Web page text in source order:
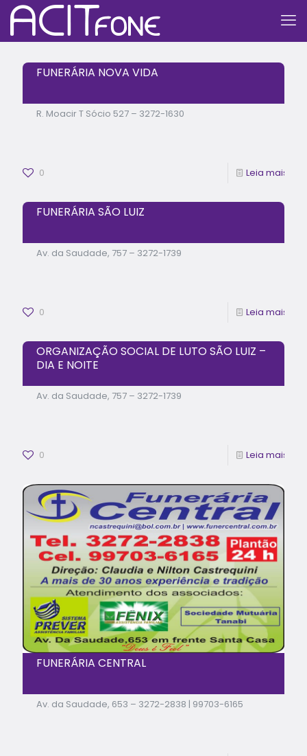
FUNERÁRIA NOVA VIDA
R. Moacir T Sócio 527 – 3272-1630
0 Leia mais
FUNERÁRIA SÃO LUIZ
Av. da Saudade, 757 – 3272-1739
0 Leia mais
ORGANIZAÇÃO SOCIAL DE LUTO SÃO LUIZ –
DIA E NOITE
Av. da Saudade, 757 – 3272-1739
0 Leia mais
FUNERÁRIA CENTRAL
Av. da Saudade, 653 – 3272-2838 | 99703-6165